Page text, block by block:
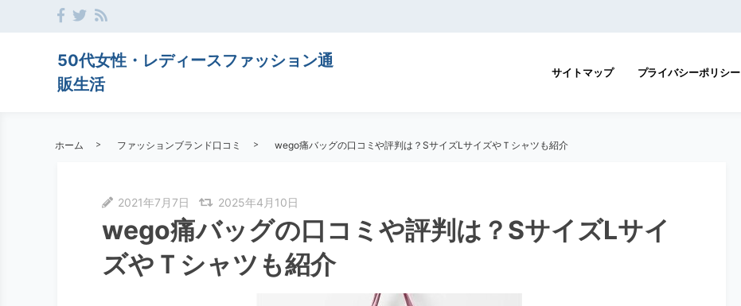
50代女性・レディースファッション通
販生活
サイトマップ プライバシーポリシー
ホーム ファッションブランド口コミ wego痛バッグの口コミや評判は？SサイズLサイズやＴシャツも紹介
2021年7月7日 2025年4月10日
wego痛バッグの口コミや評判は？SサイズLサイ
ズやＴシャツも紹介